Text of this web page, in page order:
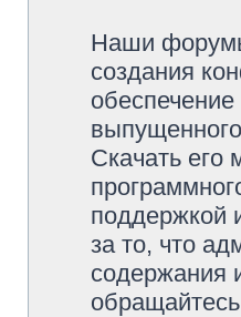
Наши
создания
Скачать его
поддержкой
за то, что
содержания